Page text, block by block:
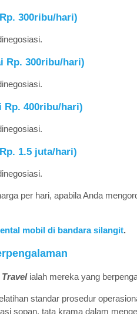
300ribu/hari)
Rp. 300ribu/hari)
Rp. 400ribu/hari)
1.5 juta/hari)
per hari, apabila Anda
mobil di bandara silangit.
ialah mereka yang
standar prosedur
sopan, tata krama dalam